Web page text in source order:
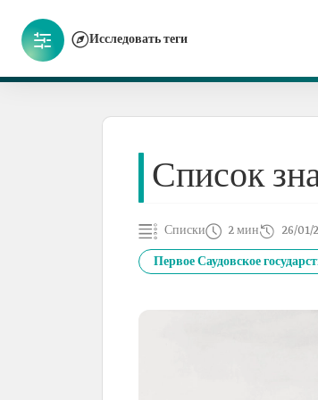
Исследовать теги
Список
Списки 2 мин 26/01/
Первое Саудовское